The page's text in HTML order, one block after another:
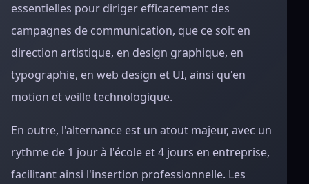
essentielles pour diriger efficacement des
campagnes de communication, que ce soit en
direction artistique, en design graphique, en
typographie, en web design et UI, ainsi qu'en
motion et veille technologique.
En outre, l'alternance est un atout majeur, avec un
rythme de 1 jour à l'école et 4 jours en entreprise,
facilitant ainsi l'insertion professionnelle. Les